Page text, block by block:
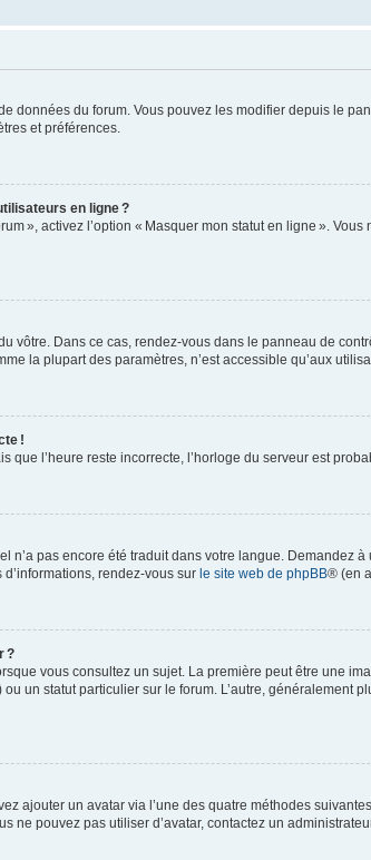
données du forum. Vous pouvez les modifier depuis le
et préférences.
en ligne ?
», activez l’option « Masquer mon statut en ligne ».
vôtre. Dans ce cas, rendez-vous dans le panneau de
la plupart des paramètres, n’est accessible qu’aux
!
que l’heure reste incorrecte, l’horloge du serveur est
n’a pas encore été traduit dans votre langue. Demandez
rendez-vous sur le site web de phpBB® (en
?
vous consultez un sujet. La première peut être une
un statut particulier sur le forum. L’autre, généralement
ajouter un avatar via l’une des quatre méthodes
ne pouvez pas utiliser d’avatar, contactez un